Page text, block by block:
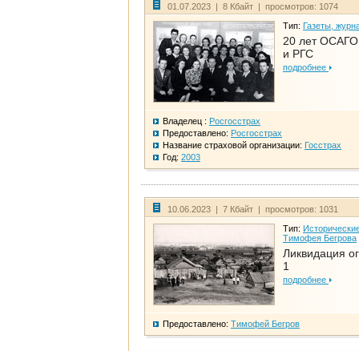
01.07.2023 | 8 Кбайт | просмотров: 1074
Тип: Газеты,
20 лет
и РГС
подробнее
Владелец : Росгосстрах
Предоставлено: Росгосстрах
Название страховой организации: Госстрах
Год: 2003
10.06.2023 | 7 Кбайт | просмотров: 1031
Тип:
Тимофея Бегрова
Ликвидация
1
подробнее
Предоставлено: Тимофей Бегров